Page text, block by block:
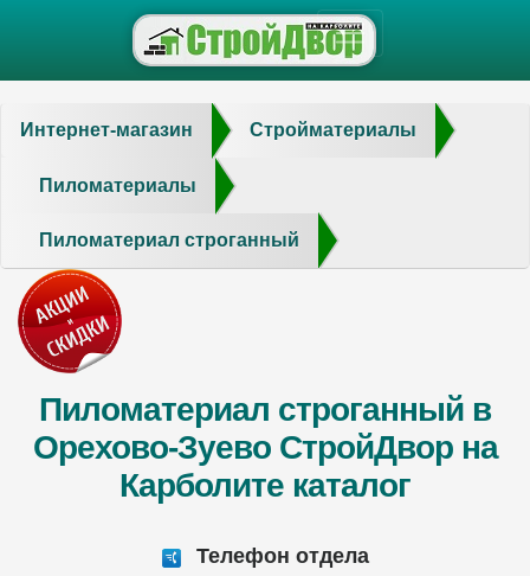
Интернет-магазин Стройматериалы
Пиломатериалы
Пиломатериал строганный
Пиломатериал строганный в
Орехово-Зуево СтройДвор на
Карболите каталог
Телефон отдела